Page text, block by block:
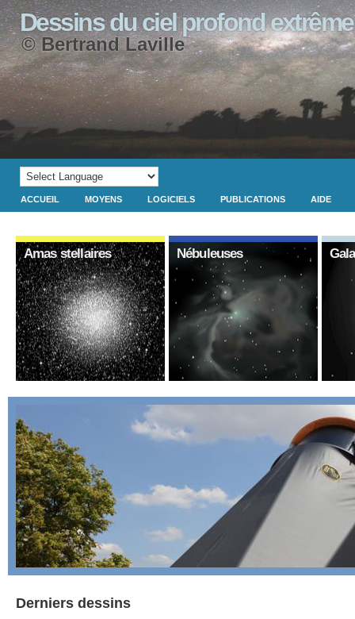
Dessins du ciel profond extrême
© Bertrand Laville
ACCUEIL MOYENS LOGICIELS PUBLICATIONS AIDE
Amas stellaires Nébuleuses
Derniers dessins